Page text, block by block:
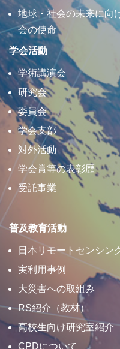
地球・社会の未来に向
会の使命
学会活動
学術講演会
研究会
委員会
学会支部
対外活動
学会賞等の表彰歴
受託事業
普及教育活動
日本リモートセンシン
実利用事例
大災害への取組み
RS紹介（教材）
高校生向け研究室紹介
CPDについて